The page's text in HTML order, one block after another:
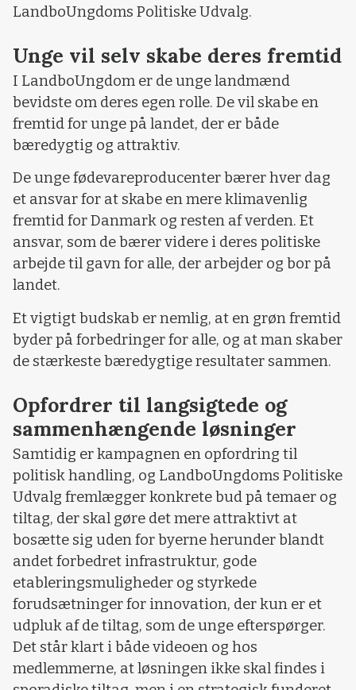
LandboUngdoms Politiske Udvalg.
Unge vil selv skabe deres fremtid
I LandboUngdom er de unge landmænd
bevidste om deres egen rolle. De vil skabe en
fremtid for unge på landet, der er både
bæredygtig og attraktiv.
De unge fødevareproducenter bærer hver dag
et ansvar for at skabe en mere klimavenlig
fremtid for Danmark og resten af verden. Et
ansvar, som de bærer videre i deres politiske
arbejde til gavn for alle, der arbejder og bor på
landet.
Et vigtigt budskab er nemlig, at en grøn fremtid
byder på forbedringer for alle, og at man skaber
de stærkeste bæredygtige resultater sammen.
Opfordrer til langsigtede og
sammenhængende løsninger
Samtidig er kampagnen en opfordring til
politisk handling, og LandboUngdoms Politiske
Udvalg fremlægger konkrete bud på temaer og
tiltag, der skal gøre det mere attraktivt at
bosætte sig uden for byerne herunder blandt
andet forbedret infrastruktur, gode
etableringsmuligheder og styrkede
forudsætninger for innovation, der kun er et
udpluk af de tiltag, som de unge efterspørger.
Det står klart i både videoen og hos
medlemmerne, at løsningen ikke skal findes i